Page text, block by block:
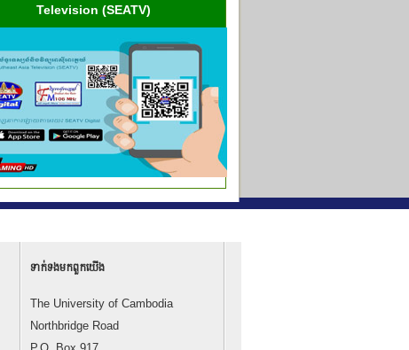
Television (SEATV)
ទាក់ទង​មក​ពួក​យើង
The University of Cambodia
Northbridge Road